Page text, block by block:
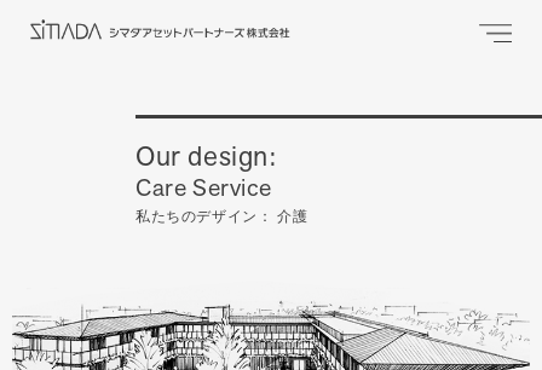
Our design:
Care Service
私たちのデザイン： 介護